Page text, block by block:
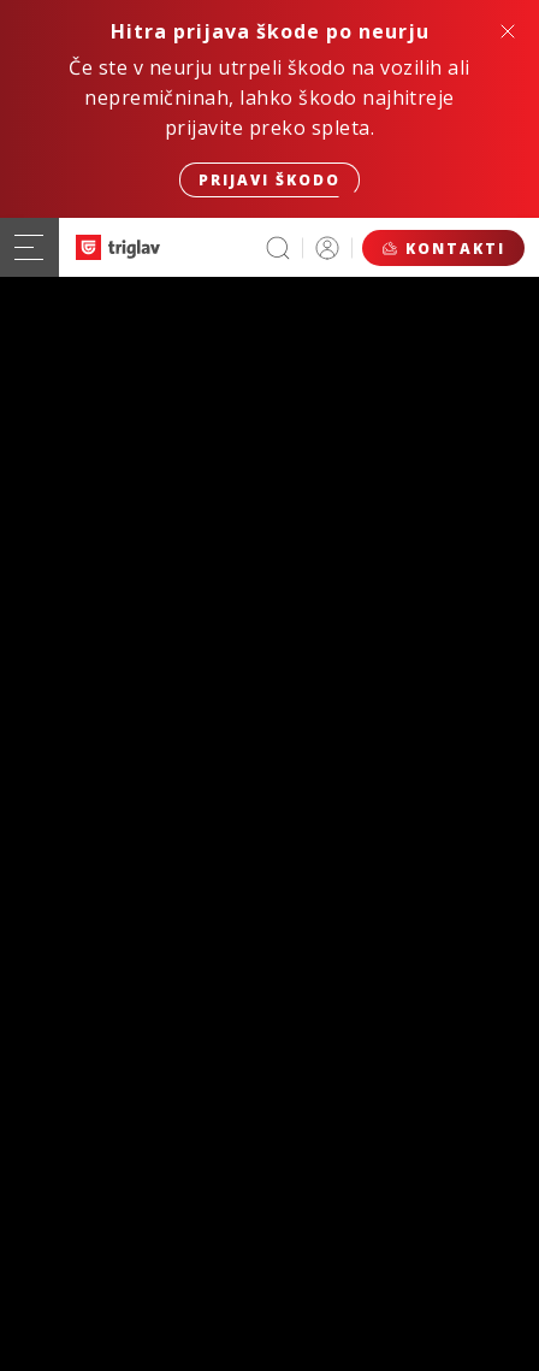
Hitra prijava škode po neurju
Če ste v neurju utrpeli škodo na vozilih ali
nepremičninah, lahko škodo najhitreje
prijavite preko spleta.
PRIJAVI ŠKODO
KONTAKTI